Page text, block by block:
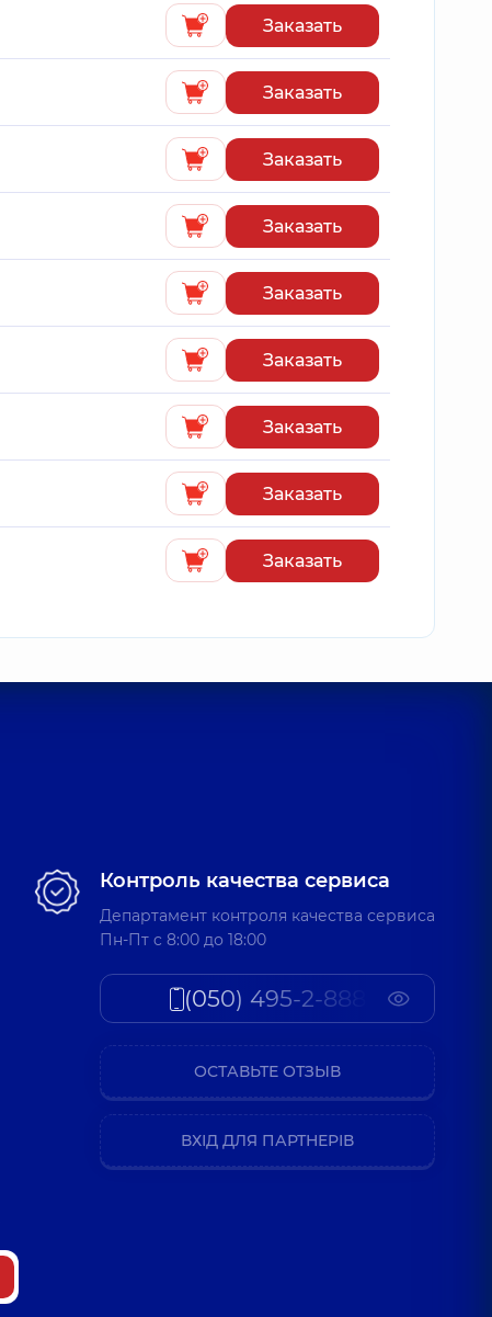
Заказать
Заказать
Заказать
Заказать
Заказать
Заказать
Заказать
Заказать
Заказать
Контроль качества сервиса
Департамент контроля качества сервиса
Пн-Пт c 8:00 до 18:00
(050) 495-2-888
ОСТАВЬТЕ ОТЗЫВ
ВХІД ДЛЯ ПАРТНЕРІВ